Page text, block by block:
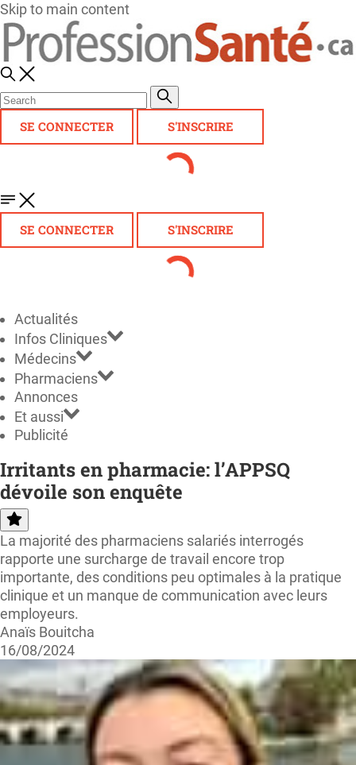
Skip to main content
SE CONNECTER S'INSCRIRE
SE CONNECTER S'INSCRIRE
Actualités
Infos Cliniques
Médecins
Pharmaciens
Annonces
Et aussi
Publicité
Irritants en pharmacie: l’APPSQ
dévoile son enquête
La majorité des pharmaciens salariés interrogés
rapporte une surcharge de travail encore trop
importante, des conditions peu optimales à la pratique
clinique et un manque de communication avec leurs
employeurs.
Anaïs Bouitcha
16/08/2024